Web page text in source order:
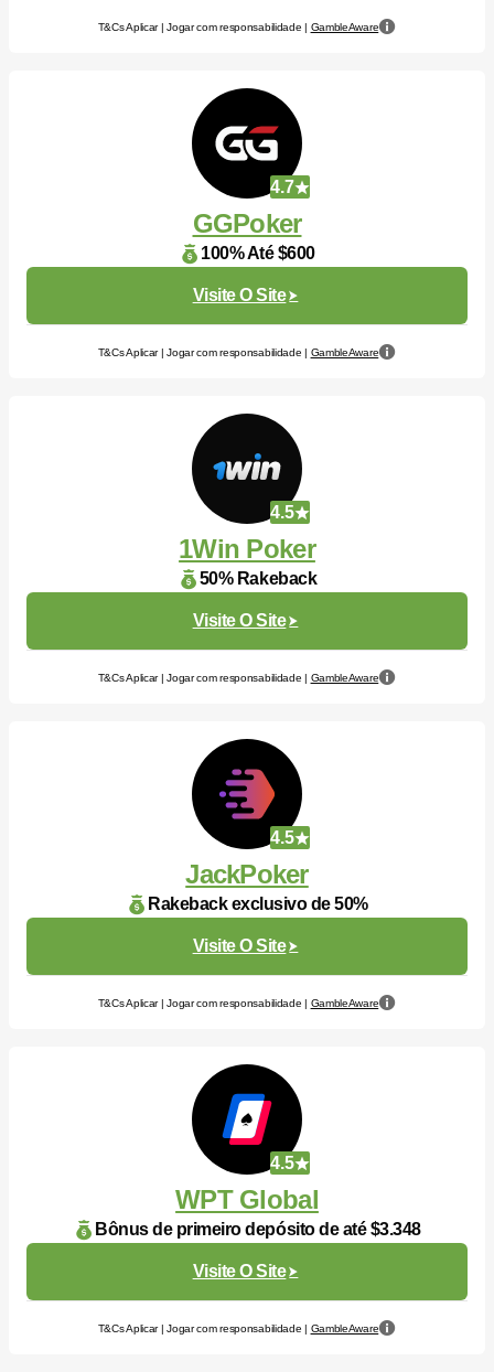
T&Cs Aplicar | Jogar com responsabilidade | GambleAware
4.7
GGPoker
100% Até $600
Visite O Site
T&Cs Aplicar | Jogar com responsabilidade | GambleAware
4.5
1Win Poker
50% Rakeback
Visite O Site
T&Cs Aplicar | Jogar com responsabilidade | GambleAware
4.5
JackPoker
Rakeback exclusivo de 50%
Visite O Site
T&Cs Aplicar | Jogar com responsabilidade | GambleAware
4.5
WPT Global
Bônus de primeiro depósito de até $3.348
Visite O Site
T&Cs Aplicar | Jogar com responsabilidade | GambleAware